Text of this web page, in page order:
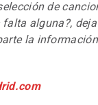
de
falta alguna?,
la